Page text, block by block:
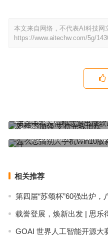
本文来自网络，不代表AI科技网
https://www.aitechw.com/5g/
上一篇
强 支持光线追踪
怎么恶搞别人手机Win10
相关推荐
第四届“苏颂杯”60强出炉，
载誉登展，焕新出发 | 思乐
GOAI 世界人工智能开源大